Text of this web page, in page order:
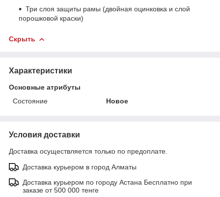
Три слоя защиты рамы (двойная оцинковка и слой
порошковой краски)
Скрыть
Характеристики
Основные атрибуты
Состояние
Новое
Условия доставки
Доставка осуществляется только по предоплате.
Доставка курьером в город Алматы
Доставка курьером по городу Астана Бесплатно при
заказе от 500 000 тенге